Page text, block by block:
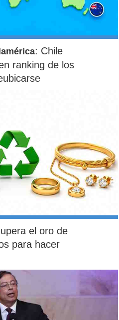
: Chile
ranking de los
el oro de
para hacer